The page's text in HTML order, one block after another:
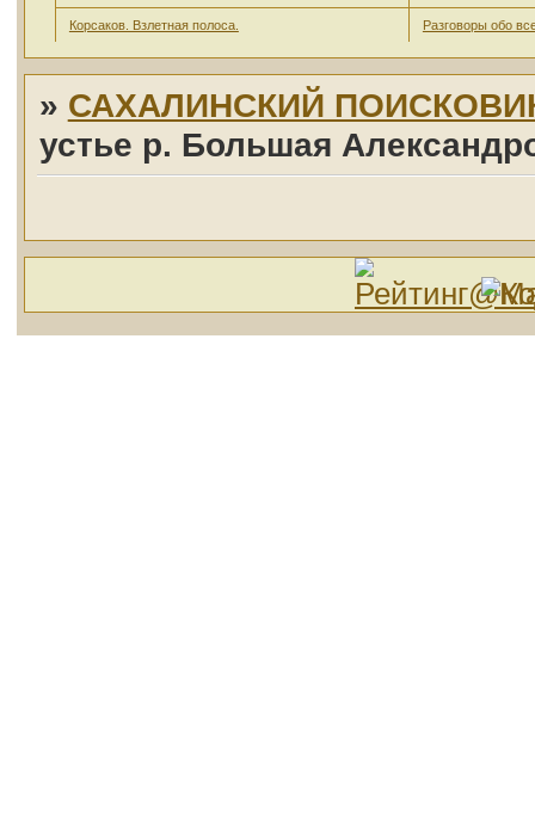
Корсаков. Взлетная полоса. Разговоры обо
» САХАЛИНСКИЙ
устье р. Большая